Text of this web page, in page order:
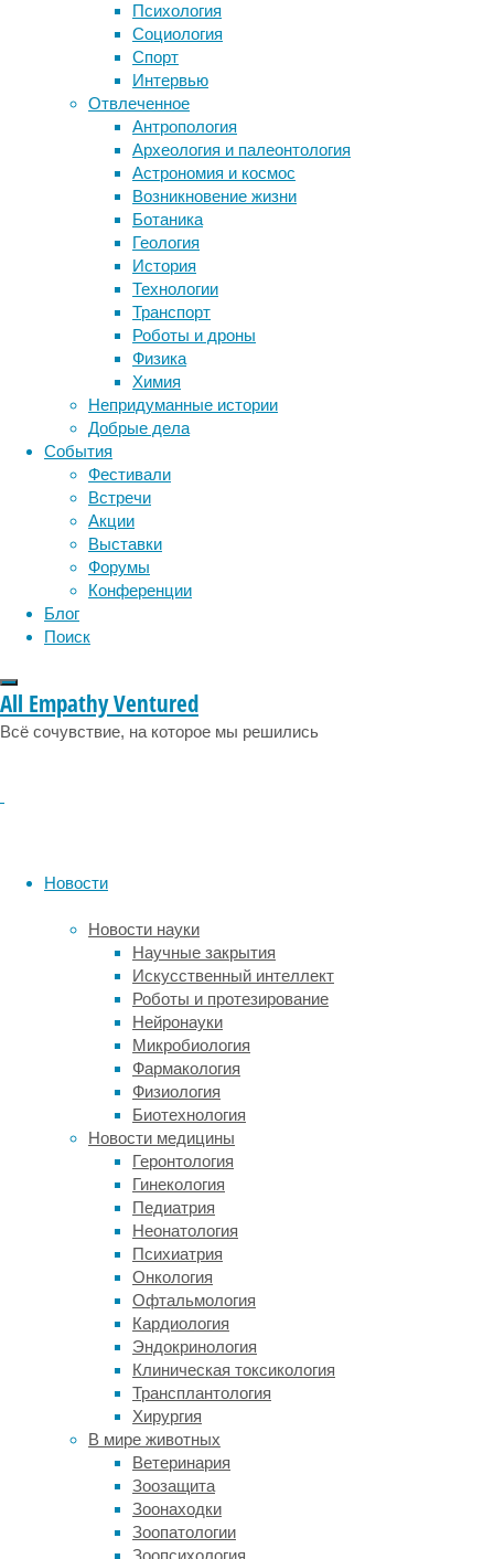
Психология
Социология
Спорт
Интервью
Отвлеченное
Антропология
Археология и палеонтология
Астрономия и космос
Возникновение жизни
Ботаника
Геология
История
Технологии
Транспорт
Роботы и дроны
Физика
Химия
Непридуманные истории
Добрые дела
События
Фестивали
Встречи
Акции
Выставки
Форумы
Конференции
Блог
Поиск
All Empathy Ventured
Всё сочувствие, на которое мы решились
Новости
Новости науки
Научные закрытия
Искусственный интеллект
Роботы и протезирование
Нейронауки
Микробиология
Фармакология
Физиология
Биотехнология
Новости медицины
Геронтология
Гинекология
Педиатрия
Неонатология
Психиатрия
Онкология
Офтальмология
Кардиология
Эндокринология
Клиническая токсикология
Трансплантология
Хирургия
В мире животных
Ветеринария
Зоозащита
Зоонаходки
Зоопатологии
Зоопсихология
Читать
дальше
"Пумы
помогли
сделать
дороги
безопаснее"
Орнитология
Кабаны
помогли
воронам
оценить
безопасность
еды
05/08/2026,
11:48
05/08/2026
животные,
зоология,
орнитология
питание,
поведение
Животные
нередко
оценивают
безопасность
незнакомой
пищи
представителей
других
что
не
спешат
подходить
новому
месту
кормления,
пока
еде
не
приступят
кабаны.
Читать
дальше
"Кабаны
помогли
воронам
оценить
безопасность
еды"
мире
животных
Ученые
впервые
проследили
рекордное
путешествие
ягуара
длиной
Метки
ДНК бактерии биология
биотехнология
генетика дети
здоровье знания
инструменты и методы
исследования
медицина
мозг наука
нейробиология
нейрофизиология
поведение
сон социальные проблемы
физиология